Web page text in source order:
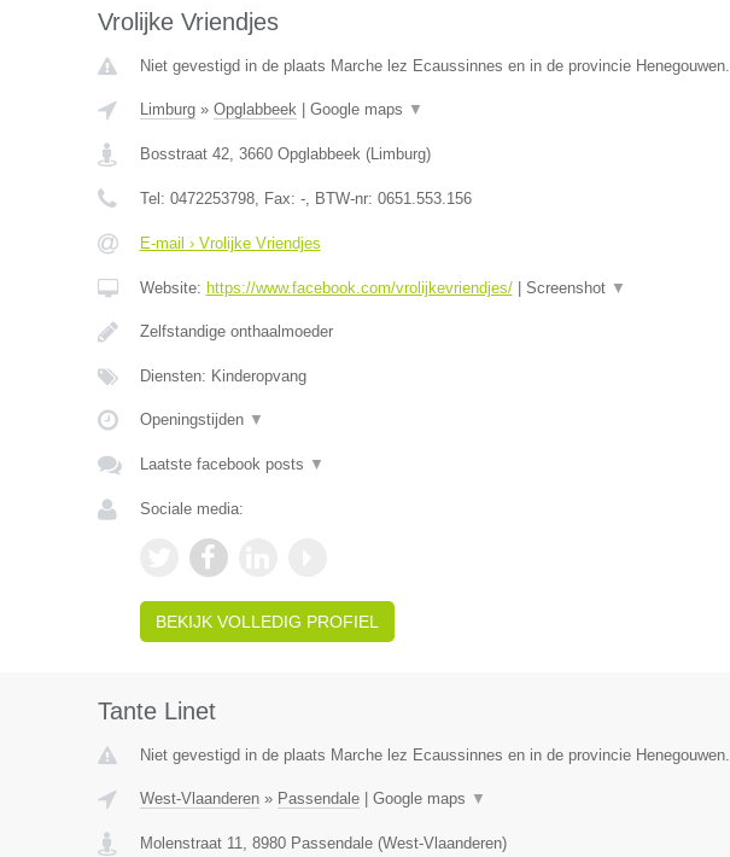
Vrolijke Vriendjes
Niet gevestigd in de plaats Marche lez Ecaussinnes en in de provincie Henegouwen.
Limburg» Opglabbeek| Google maps ▼
Bosstraat 42, 3660 Opglabbeek(Limburg)
Tel: 0472253798, Fax: -, BTW-nr: 0651.553.156
E-mail › Vrolijke Vriendjes
Website: https://www.facebook.com/vrolijkevriendjes/| Screenshot ▼
Zelfstandige onthaalmoeder
Diensten: Kinderopvang
Openingstijden ▼
Laatste facebook posts ▼
Sociale media:
BEKIJK VOLLEDIG PROFIEL
Tante Linet
Niet gevestigd in de plaats Marche lez Ecaussinnes en in de provincie Henegouwen.
West-Vlaanderen» Passendale| Google maps ▼
Molenstraat 11, 8980 Passendale(West-Vlaanderen)